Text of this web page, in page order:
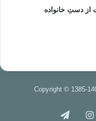
دستِ خانواده
Copyright © 1385-
اینستاگرام